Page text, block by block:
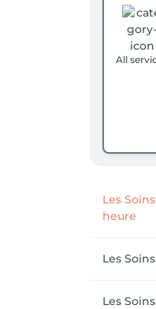
All
Les
heure
Les
Les